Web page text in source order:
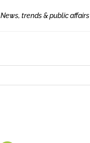
News, trends & public affairs